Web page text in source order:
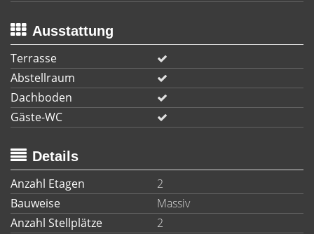
Ausstattung
Terrasse
Abstellraum
Dachboden
Gäste-WC
Details
Anzahl Etagen
2
Bauweise
Massiv
Anzahl Stellplätze
2